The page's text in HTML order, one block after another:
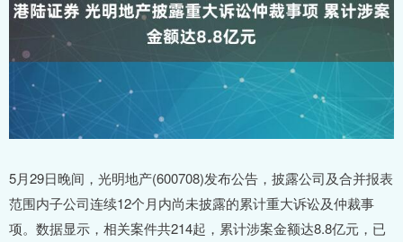
5月29日晚间，光明地产(600708)发布公告，披露公司及合并报表
范围内子公司连续12个月内尚未披露的累计重大诉讼及仲裁事
项。数据显示，相关案件共214起，累计涉案金额达8.8亿元，已